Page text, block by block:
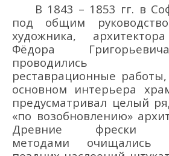
В 1843 – 1853 гг. в
под общим
художника,
Фёдора
проводились
реставрационные
основном интерьера
предусматривал целый
«по возобновлению»
Древние фрески
методами очищались